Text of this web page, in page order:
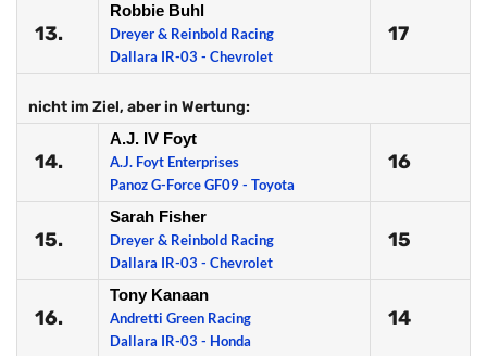
13.
Robbie Buhl
Dreyer & Reinbold Racing
Dallara IR-03 - Chevrolet
17
nicht im Ziel, aber in Wertung:
14.
A.J. IV Foyt
A.J. Foyt Enterprises
Panoz G-Force GF09 - Toyota
16
15.
Sarah Fisher
Dreyer & Reinbold Racing
Dallara IR-03 - Chevrolet
15
16.
Tony Kanaan
Andretti Green Racing
Dallara IR-03 - Honda
14